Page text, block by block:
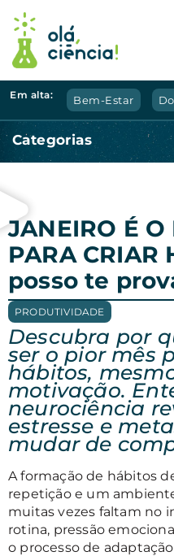
Em alta: Bem-Estar
Categorias
JANEIRO É O
PARA CRIAR
posso te
PRODUTIVIDADE
Descubra por
ser o pior mês
hábitos,
motivação.
neurociência
estresse e
mudar de
A formação de hábitos
repetição e um
muitas vezes faltam no
rotina, pressão
o processo de